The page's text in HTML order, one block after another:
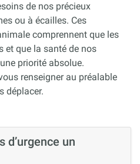
de nos précieux
ou à écailles. Ces
comprennent que les
et que la santé de nos
priorité absolue.
renseigner au préalable
déplacer.
d’urgence un